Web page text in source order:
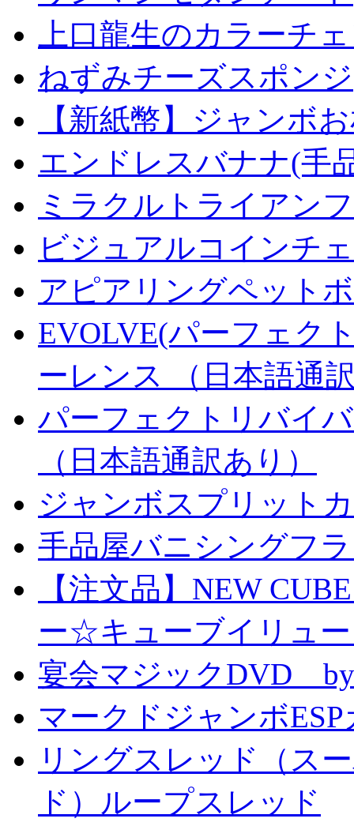
上口龍生のカラーチ
ねずみチーズスポンジ
【新紙幣】ジャンボ
エンドレスバナナ(手
ミラクルトライアン
ビジュアルコインチ
アピアリングペット
EVOLVE(パーフェク
ーレンス （日本語通
パーフェクトリバイ
（日本語通訳あり）
ジャンボスプリット
手品屋バニシングフ
【注文品】NEW
ー☆キューブイリュ
宴会マジックDVD
マークドジャンボ
リングスレッド（ス
ド）ループスレッド